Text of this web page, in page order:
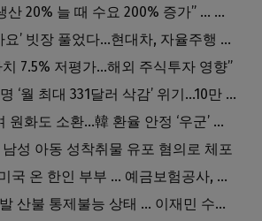
머스크 “메모리 생산 20% 늘 때 수요 200% 증가” … 반도체 매출 1조달러 눈 앞
엔비디아, ‘알파마요’ 빗장 풀었다…현대차, 자율주행 속도내나
치 7.5% 저평가…해외 주식투자 영향”
SSI 수급자 40만 명 ‘월 최대 331달러 삭감’ 위기…10만 명은 수급자격 상실
美, 엔화 방어하며 원화도 소환…韓 환율 안정 ‘우군’ 되나
성 아동 성착취물 유포 혐의로 체포
’10억 빚’ 안갚고 미국 온 한인 부부 … 예금보험공사, 미국서 소송
워싱턴주 동시다발 산불 통제불능 상태 … 이재민 수십만명